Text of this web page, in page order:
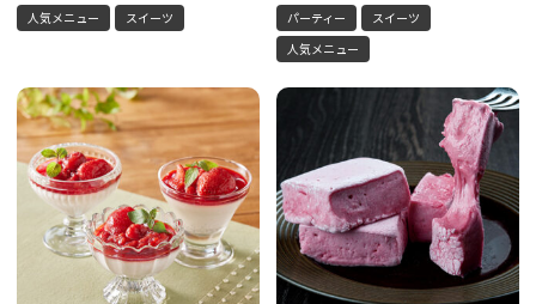
人気メニュー スイーツ パーティー
スイーツ
人気メニュー